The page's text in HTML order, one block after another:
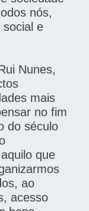
nós,
e
Nunes,
mais
no fim
do século
que
ao
acesso